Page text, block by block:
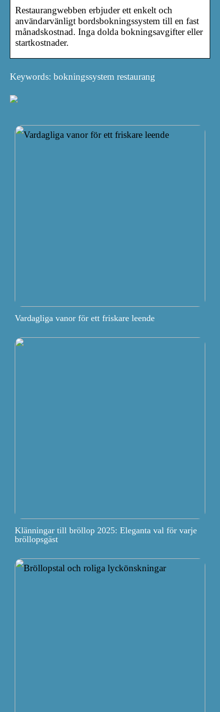
Restaurangwebben erbjuder ett enkelt och
användarvänligt bordsbokningssystem till en fast
månadskostnad. Inga dolda bokningsavgifter eller
startkostnader.
Keywords: bokningssystem restaurang
Vardagliga vanor för ett friskare leende
Klänningar till bröllop 2025: Eleganta val för varje
bröllopsgäst